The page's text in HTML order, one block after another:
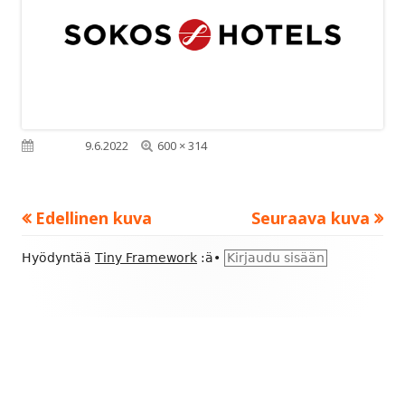
9.6.2022 Täysikokoinen
600 × 314
Edellinen kuva Seuraava kuva
Alapalkin
Hyödyntää Tiny Framework :ä• Kirjaudu sisään